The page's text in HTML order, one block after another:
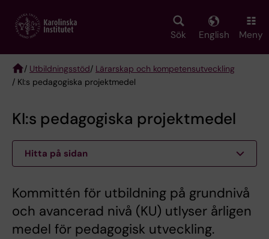
main
Sök English Meny
Breadcrumb
/ Utbildningsstöd/ Lärarskap och kompetensutveckling
/ KI:s pedagogiska projektmedel
KI:s pedagogiska projektmedel
Hitta på sidan
Kommittén för utbildning på grundnivå
och avancerad nivå (KU) utlyser årligen
medel för pedagogisk utveckling.